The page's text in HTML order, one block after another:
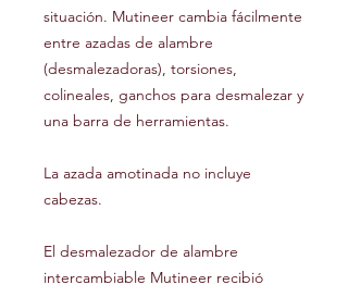
situación. Mutineer cambia fácilmente
entre azadas de alambre
(desmalezadoras), torsiones,
colineales, ganchos para desmalezar y
una barra de herramientas.
La azada amotinada no incluye
cabezas.
El desmalezador de alambre
intercambiable Mutineer recibió